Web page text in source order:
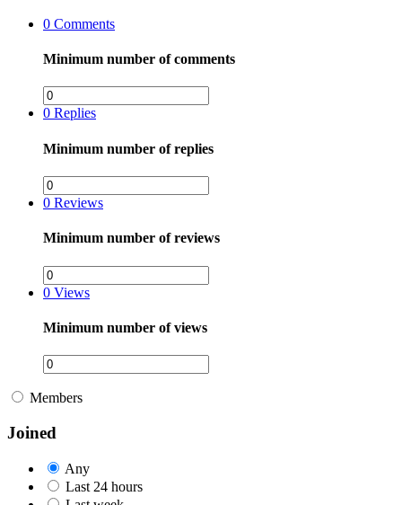
0 Comments
Minimum number of comments
0 Replies
Minimum number of replies
0 Reviews
Minimum number of reviews
0 Views
Minimum number of views
Members
Joined
Any
Last 24 hours